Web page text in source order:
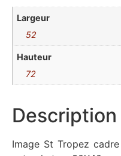
Largeur
52
Hauteur
72
Description
Image St Tropez